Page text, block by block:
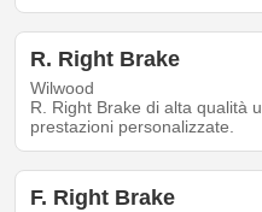
R. Right Brake
Wilwood
R. Right Brake di alta qualità
prestazioni personalizzate.
F. Right Brake